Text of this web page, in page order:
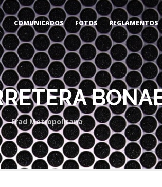
COMUNICADOS FOTOS REGLAMENTOS
Frad Metropolitana